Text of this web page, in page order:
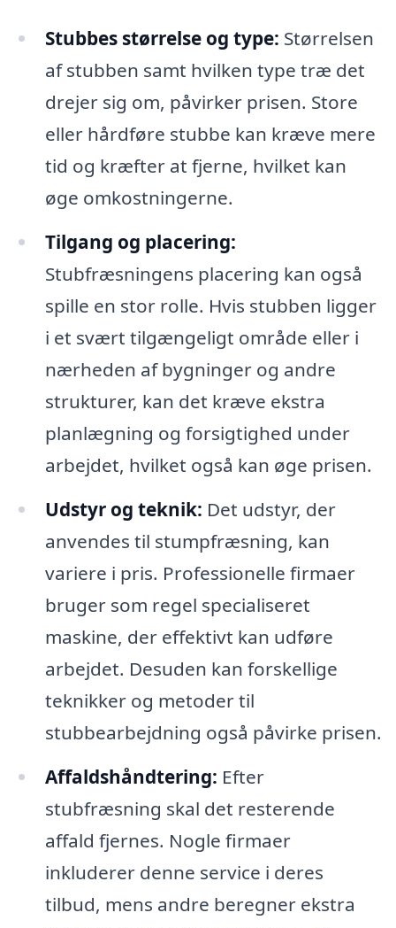
Stubbes størrelse og type: Størrelsen
af stubben samt hvilken type træ det
drejer sig om, påvirker prisen. Store
eller hårdføre stubbe kan kræve mere
tid og kræfter at fjerne, hvilket kan
øge omkostningerne.
Tilgang og placering:
Stubfræsningens placering kan også
spille en stor rolle. Hvis stubben ligger
i et svært tilgængeligt område eller i
nærheden af bygninger og andre
strukturer, kan det kræve ekstra
planlægning og forsigtighed under
arbejdet, hvilket også kan øge prisen.
Udstyr og teknik: Det udstyr, der
anvendes til stumpfræsning, kan
variere i pris. Professionelle firmaer
bruger som regel specialiseret
maskine, der effektivt kan udføre
arbejdet. Desuden kan forskellige
teknikker og metoder til
stubbearbejdning også påvirke prisen.
Affaldshåndtering: Efter
stubfræsning skal det resterende
affald fjernes. Nogle firmaer
inkluderer denne service i deres
tilbud, mens andre beregner ekstra